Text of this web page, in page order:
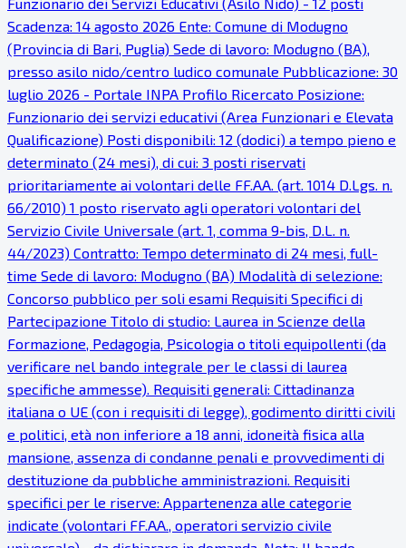
Scadenza: 14 agosto 2026 Ente: Comune di Modugno
(Provincia di Bari, Puglia) Sede di lavoro: Modugno (BA),
presso asilo nido/centro ludico comunale Pubblicazione: 30
luglio 2026 - Portale INPA Profilo Ricercato Posizione:
Funzionario dei servizi educativi (Area Funzionari e Elevata
Qualificazione) Posti disponibili: 12 (dodici) a tempo pieno e
determinato (24 mesi), di cui: 3 posti riservati
prioritariamente ai volontari delle FF.AA. (art. 1014 D.Lgs. n.
66/2010) 1 posto riservato agli operatori volontari del
Servizio Civile Universale (art. 1, comma 9-bis, D.L. n.
44/2023) Contratto: Tempo determinato di 24 mesi, full-
time Sede di lavoro: Modugno (BA) Modalità di selezione:
Concorso pubblico per soli esami Requisiti Specifici di
Partecipazione Titolo di studio: Laurea in Scienze della
Formazione, Pedagogia, Psicologia o titoli equipollenti (da
verificare nel bando integrale per le classi di laurea
specifiche ammesse). Requisiti generali: Cittadinanza
italiana o UE (con i requisiti di legge), godimento diritti civili
e politici, età non inferiore a 18 anni, idoneità fisica alla
mansione, assenza di condanne penali e provvedimenti di
destituzione da pubbliche amministrazioni. Requisiti
specifici per le riserve: Appartenenza alle categorie
indicate (volontari FF.AA., operatori servizio civile